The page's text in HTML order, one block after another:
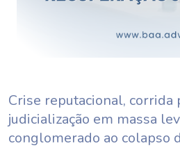
Crise reputacional, corrida
judicialização em massa
conglomerado ao colapso